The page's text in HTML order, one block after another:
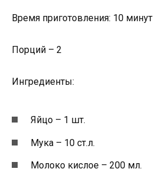
Время приготовления: 10 минут
Порций – 2
Ингредиенты:
Яйцо – 1 шт.
Мука – 10 ст.л.
Молоко кислое – 200 мл.